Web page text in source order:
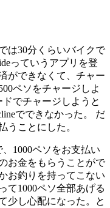
は30分くらいバイクで
っていうアプリを登
ができなくて、チャー
ペソをチャージしよ
ドでチャージしようと
でできなかった。 だ
うことにした。
1000ペソをお支払い
お金をもらうことがで
お釣りを持ってこない
て1000ペソ全部あげる
少し心配になった。と